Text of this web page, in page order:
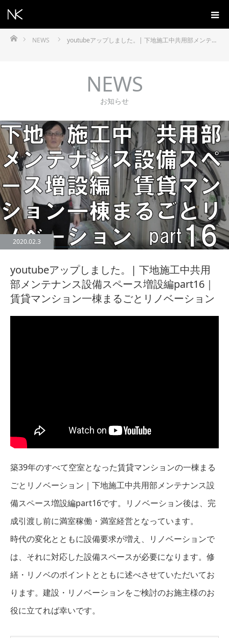
ホームNEWS youtubeアップしました。| 下地施工中共用部メンテ…
NEWS
お知らせ
2020.02.3
youtubeアップしました。| 下地施工中共用
部メンテナンス設備スペース増設編part16｜
賃貸マンション一棟まるごとリノベーション
築39年のすべて空室となった賃貸マンションの一棟まる
ごとリノベーション｜下地施工中共用部メンテナンス設
備スペース増設編part16です。リノベーション後は、完
成引渡し前に満室稼働・満室経営となっています。
時代の変化とともに設備要求が増え、リノベーションで
は、それに対応した設備スペースが必要になります。修
繕・リノベのポイントとともに述べさせていただいてお
ります。建設・リノベーションをご検討のお施主様のお
役に立てれば幸いです。